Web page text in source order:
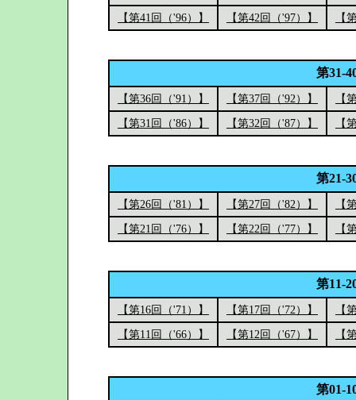
【第41回（'96）】
【第42回（'97）】 【
第31-
【第36回（'91）】 【第37回（'92）】
【
【第31回（'86）】
【第32回（'87）】 【
第21-
【第26回（'81）】 【第27回（'82）】
【
【第21回（'76）】
【第22回（'77）】 【
第11-
【第16回（'71）】 【第17回（'72）】
【
【第11回（'66）】
【第12回（'67）】 【
第01-